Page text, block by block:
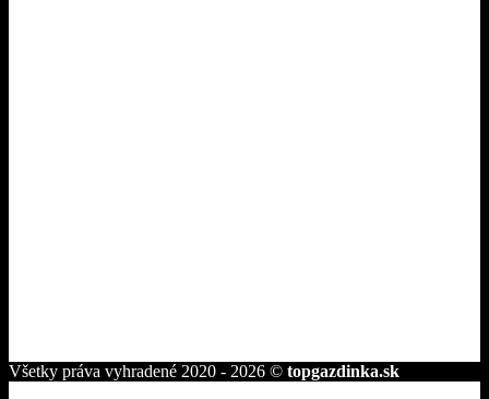
Všetky práva vyhradené 2020 - 2026 © topgazdinka.sk